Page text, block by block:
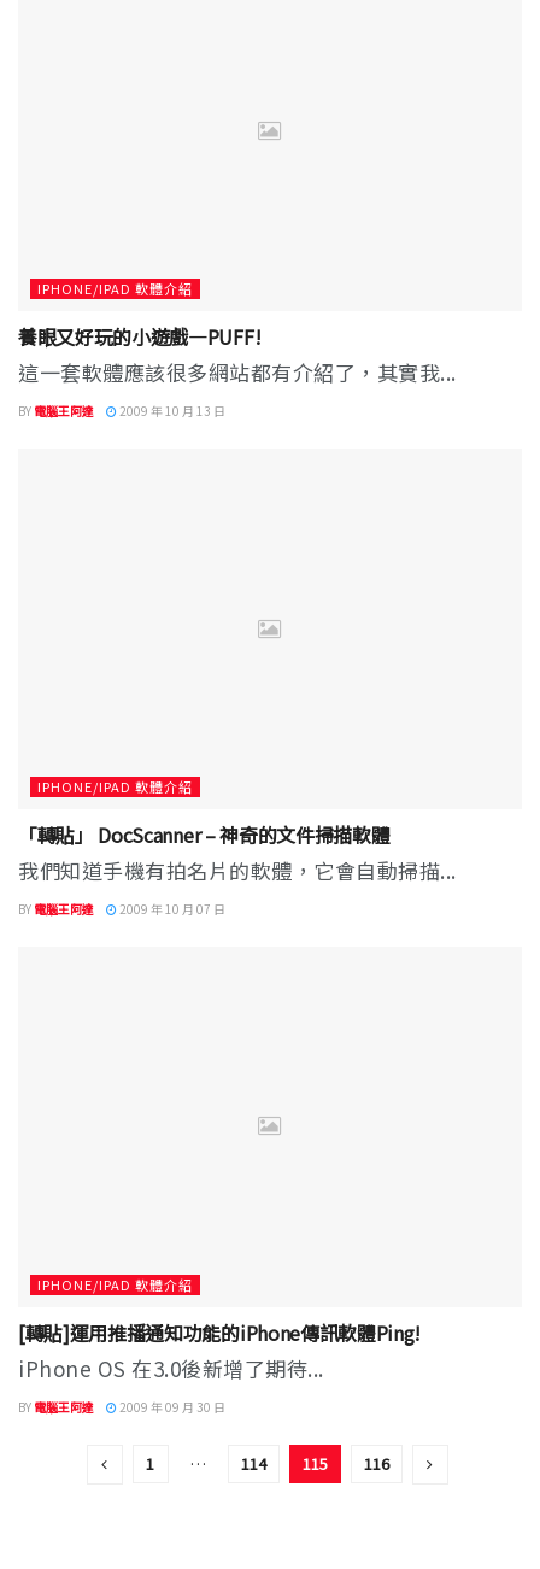
IPHONE/IPAD 軟體介紹
養眼又好玩的小遊戲—PUFF!
這一套軟體應該很多網站都有介紹了，其實我...
BY 電腦王阿達 2009 年 10 月 13 日
IPHONE/IPAD 軟體介紹
「轉貼」 DocScanner – 神奇的文件掃描軟體
我們知道手機有拍名片的軟體，它會自動掃描...
BY 電腦王阿達 2009 年 10 月 07 日
IPHONE/IPAD 軟體介紹
[轉貼]運用推播通知功能的iPhone傳訊軟體Ping!
iPhone OS 在3.0後新增了期待...
BY 電腦王阿達 2009 年 09 月 30 日
1 … 114 115 116